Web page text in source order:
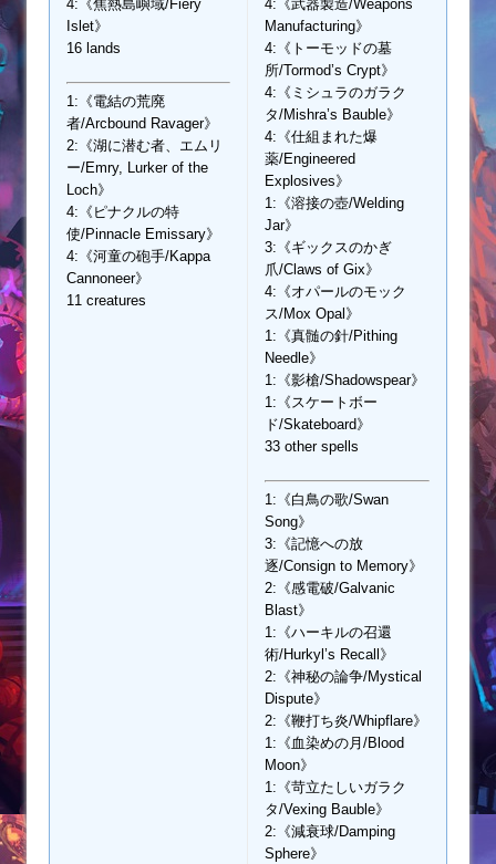
4:《焦熱島嶼域/Fiery
Islet》
16 lands
1:《電結の荒廃
者/Arcbound Ravager》
2:《湖に潜む者、エムリ
ー/Emry, Lurker of the
Loch》
4:《ピナクルの特
使/Pinnacle Emissary》
4:《河童の砲手/Kappa
Cannoneer》
11 creatures
4:《武器製造/Weapons
Manufacturing》
4:《トーモッドの墓
所/Tormod’s Crypt》
4:《ミシュラのガラク
タ/Mishra’s Bauble》
4:《仕組まれた爆
薬/Engineered
Explosives》
1:《溶接の壺/Welding
Jar》
3:《ギックスのかぎ
爪/Claws of Gix》
4:《オパールのモック
ス/Mox Opal》
1:《真髄の針/Pithing
Needle》
1:《影槍/Shadowspear》
1:《スケートボー
ド/Skateboard》
33 other spells
1:《白鳥の歌/Swan
Song》
3:《記憶への放
逐/Consign to Memory》
2:《感電破/Galvanic
Blast》
1:《ハーキルの召還
術/Hurkyl’s Recall》
2:《神秘の論争/Mystical
Dispute》
2:《鞭打ち炎/Whipflare》
1:《血染めの月/Blood
Moon》
1:《苛立たしいガラク
タ/Vexing Bauble》
2:《減衰球/Damping
Sphere》